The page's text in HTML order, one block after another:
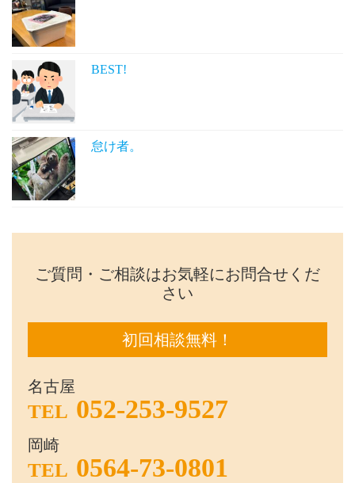
BEST!
怠け者。
ご質問・ご相談はお気軽にお問合せくだ
さい
初回相談無料！
名古屋
TEL 052-253-9527
岡崎
TEL 0564-73-0801